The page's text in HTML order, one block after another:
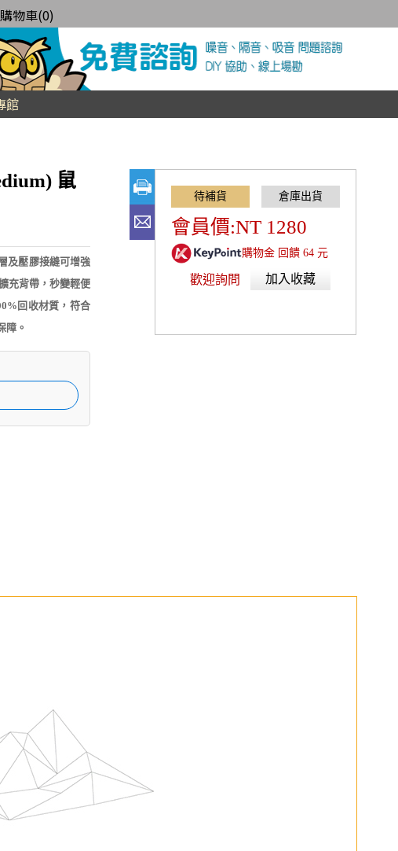
購物車(0)
館
鼠
及壓膠接縫可增強
充背帶，秒變輕便
回收材質，符合
障。
會員價:NT 1280
購物金 回饋 64 元
歡迎詢問 加入收藏